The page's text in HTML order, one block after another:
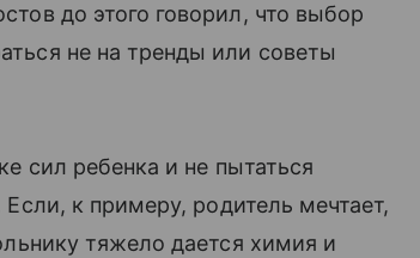
до этого говорил, что выбор
не на тренды или советы
сил ребенка и не пытаться
к примеру, родитель мечтает,
тяжело дается химия и